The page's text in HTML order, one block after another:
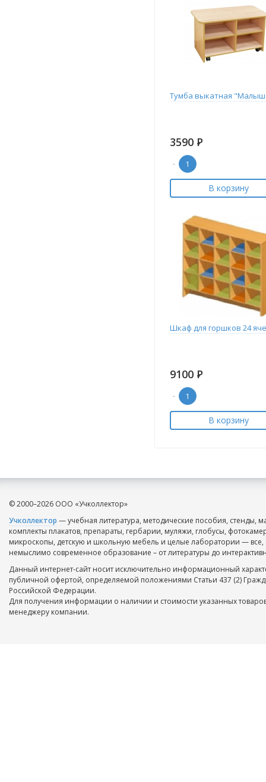
Тумба выкатная
3590 Р
-
В корзину
Шкаф для горшков 24
9100 Р
-
В корзину
© 2000–2026 ООО «Учколлектор»
Учколлектор — учебная литература, методические пособия, стенды,
комплекты плакатов, препараты, гербарии, муляжи, глобусы,
микроскопы, детскую и школьную мебель и целые лаборатории — все,
немыслимо современное образование – от литературы до
Данный интернет-сайт носит исключительно информационный
публичной офертой, определяемой положениями Статьи 437 (2)
Российской Федерации.
Для получения информации о наличии и стоимости указанных
менеджеру компании.